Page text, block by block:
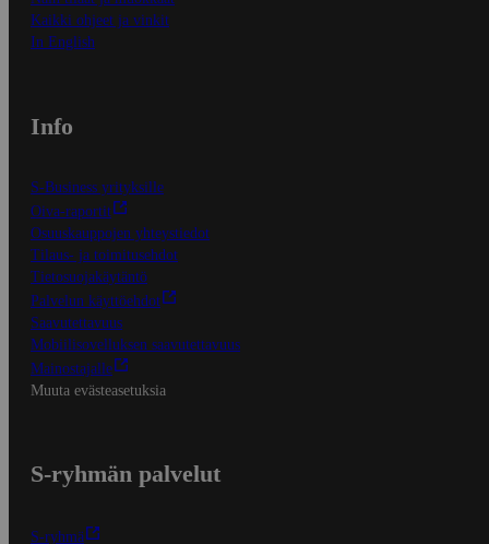
Kaikki ohjeet ja vinkit
In English
Info
S-Business yrityksille
Oiva-raportit
Osuuskauppojen yhteystiedot
Tilaus- ja toimitusehdot
Tietosuojakäytäntö
Palvelun käyttöehdot
Saavutettavuus
Mobiilisovelluksen saavutettavuus
Mainostajalle
Muuta evästeasetuksia
S-ryhmän palvelut
S-ryhmä